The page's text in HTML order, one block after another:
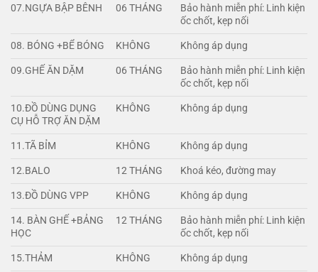
07.NGỰA BẬP BÊNH 06 THÁNG
Bảo hành miễn phí: Linh kiện
ốc chốt, kẹp nối
08. BÓNG +BỂ BÓNG KHÔNG Không áp dụng
09.GHẾ ĂN DẶM 06 THÁNG
Bảo hành miễn phí: Linh kiện
ốc chốt, kẹp nối
10.ĐỒ DÙNG DỤNG
CỤ HỖ TRỢ ĂN DẶM
KHÔNG Không áp dụng
11.TÃ BỈM KHÔNG Không áp dụng
12.BALO 12 THÁNG Khoá kéo, đường may
13.ĐỒ DÙNG VPP KHÔNG Không áp dụng
14. BÀN GHẾ +BẢNG
HỌC
12 THÁNG
Bảo hành miễn phí: Linh kiện
ốc chốt, kẹp nối
15.THẢM KHÔNG Không áp dụng